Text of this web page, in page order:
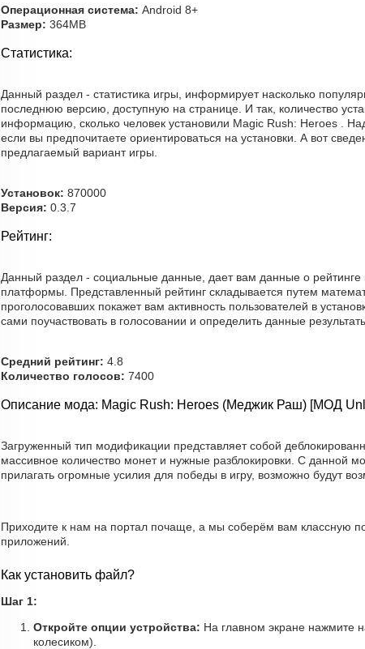
Операционная система: Android 8+
Размер: 364MB
Статистика:
Данный раздел - статистика игры, информирует насколько
последнюю версию, доступную на странице. И так, количество
информацию, сколько человек установили Magic Rush: Heroes .
если вы предпочитаете ориентироваться на установки. А вот
предлагаемый вариант игры.
Установок: 870000
Версия: 0.3.7
Рейтинг:
Данный раздел - социальные данные, дает вам данные о рейтинге
платформы. Представленный рейтинг складывается путем
проголосовавших покажет вам активность пользователей в
сами поучаствовать в голосовании и определить данные
Средний рейтинг: 4.8
Количество голосов: 7400
Описание мода: Magic Rush: Heroes (Меджик Раш) [МОД
Загруженный тип модификации представляет собой
массивное количество монет и нужные разблокировки. С данной
прилагать огромные усилия для победы в игру, возможно будут
Приходите к нам на портал почаще, а мы соберём вам классную
приложений.
Как установить файл?
Шаг 1:
Откройте опции устройства: На главном экране нажмите
колесиком).